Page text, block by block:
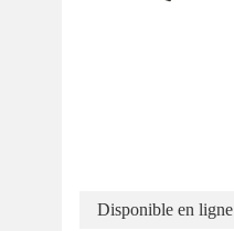
Disponible en ligne